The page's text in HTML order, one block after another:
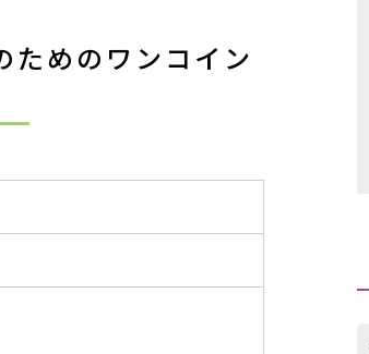
ためのワンコイン